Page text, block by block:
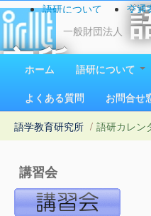
一般財団法人
究所
1923（大正12）
語研について 交通
お問い合わせ
ホーム 語研について
よくある質問
お問合せ
語学教育研究所 / 語研カレン
講習会